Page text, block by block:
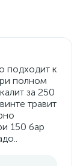
подходит к
полном
за 250
травит
150 бар